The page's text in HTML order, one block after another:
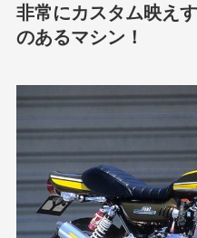
非常にカスタム映え
のあるマシン！